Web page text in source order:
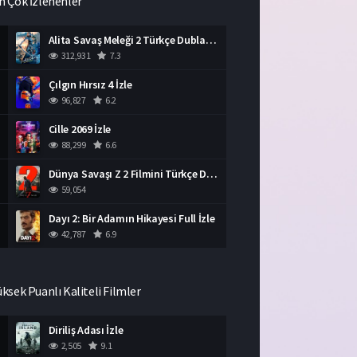
Alita Savaş Meleği 2 Türkçe Dublaj İzle HD Film
312,931 7.3
Çılgın Hırsız 4 İzle
96,827 6.2
Cille 2069 İzle
88,299 6.6
Dünya Savaşı Z 2 Filmini Türkçe Dublaj İzle
59,054
Dayı 2: Bir Adamın Hikayesi Full İzle
42,787 6.9
Puanlı Kaliteli Filmler
Diriliş Adası İzle
2,505 9.1